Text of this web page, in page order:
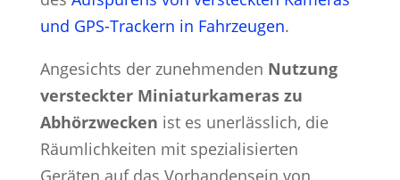
und GPS-Trackern in Fahrzeugen.
Angesichts der zunehmenden Nutzung
versteckter Miniaturkameras zu
Abhörzwecken ist es unerlässlich, die
Räumlichkeiten mit spezialisierten
Geräten auf das Vorhandensein von